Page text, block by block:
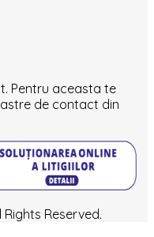
Pentru aceasta te
de contact din
Reserved.